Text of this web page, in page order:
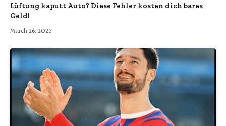
Lüftung kaputt Auto? Diese Fehler kosten dich bares
Geld!
March 26, 2025